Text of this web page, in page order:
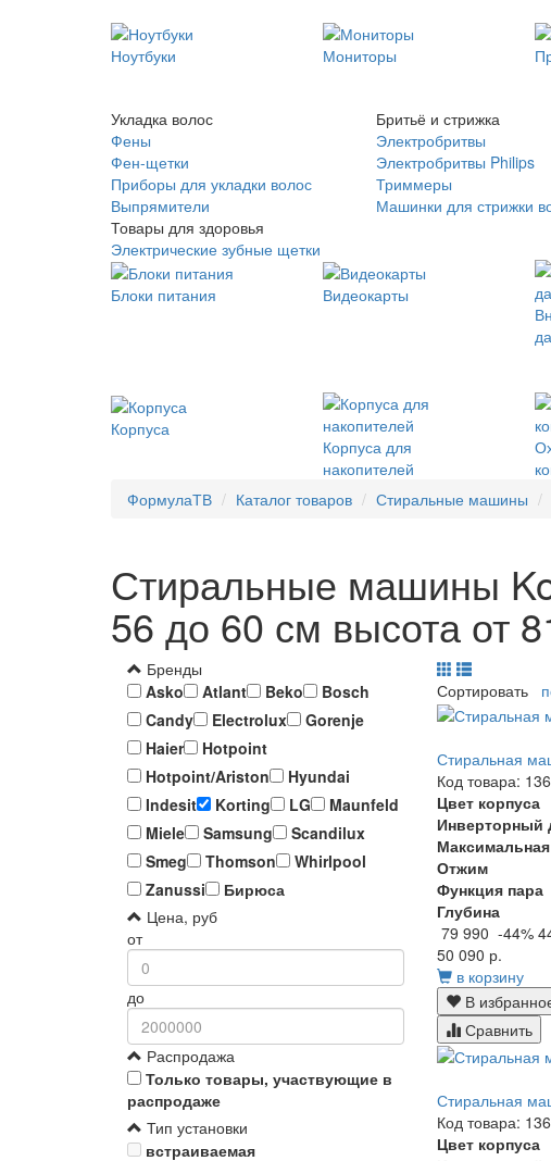
Ноутбуки Мониторы
Укладка волос
Фены
Фен-щетки
Приборы для укладки волос
Выпрямители
Товары для здоровья
Электрические зубные щетки
Бритьё и стрижка
Электробритвы
Электробритвы Philips
Триммеры
Машинки для стрижки
Блоки питания
Видеокарты
Корпуса
Корпуса для
накопителей
ФормулаТВ Каталог товаров Стиральные машины
Стиральные машины
56 до 60 см высота от
Бренды
Asko
Atlant Beko
Bosch
Candy
Electrolux
Gorenje
Haier
Hotpoint
Hotpoint/Ariston
Hyundai
Indesit
Korting LG
Maunfeld
Miele
Samsung
Scandilux
Smeg
Thomson
Whirlpool
Zanussi
Бирюса
Цена, руб
от
до
Распродажа
Только товары, участвующие в
распродаже
Тип установки
встраиваемая
Сортировать
Стиральная
Код товара:
Цвет корпуса
Инверторный
Максимальная
Отжим
Функция пара
Глубина
79 990 -44%
50 090 р.
в корзину
В
Сравнить
Стиральная
Код товара:
Цвет корпуса